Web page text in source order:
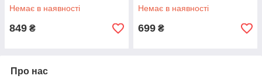
Немає в наявності
849 ₴
Немає в наявності
699 ₴
Про нас